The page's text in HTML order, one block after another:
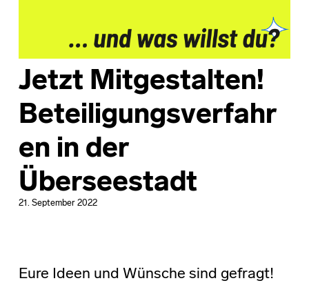
Jetzt Mitgestalten!
Beteiligungsverfahr
en in der
Überseestadt
21. September 2022
Eure Ideen und Wünsche sind gefragt!